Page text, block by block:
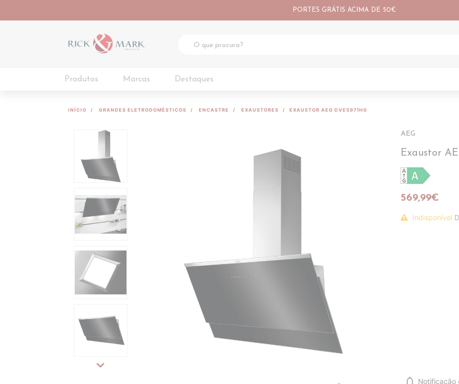
PORTES GRÁTIS ACIMA DE 50€
Produtos Marcas Destaques
INÍCIO GRANDES ELETRODOMÉSTICOS ENCASTRE EXAUSTORES EXAUSTOR AEG DVE5971HG
expand_more
AEG
Exaustor
569,99€
Indisponível
notifications Notificação